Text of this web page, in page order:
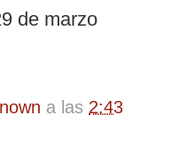
de marzo
a las 2:43